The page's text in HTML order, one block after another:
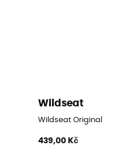
Wildseat
Wildseat Original
439,00 Kč